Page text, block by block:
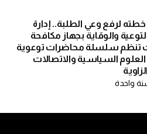
لرفع وعي الطلبة.. إدارة
والوقاية بجهاز مكافحة
تنظم سلسلة محاضرات توعوية
السياسية والاتصالات
واحدة